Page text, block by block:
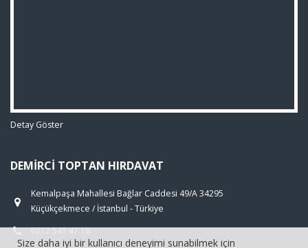
Detay Göster
DEMIRCI TOPTAN HIRDAVAT
Kemalpaşa Mahallesi Bağlar Caddesi 49/A 34295
Küçükçekmece / İstanbul - Türkiye
0212 541 47 18
Size daha iyi bir kullanıcı deneyimi sunabilmek için